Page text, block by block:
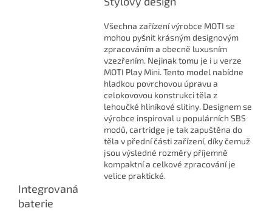
Všechna zařízení výrobce MOTI se
mohou pyšnit krásným designovým
zpracováním a obecně luxusním
vzezřením. Nejinak tomu je i u verze
MOTI Play Mini. Tento model nabídne
hladkou povrchovou úpravu a
celokovovou konstrukci těla z
lehoučké hliníkové slitiny. Designem se
výrobce inspiroval u populárních SBS
modů, cartridge je tak zapuštěna do
těla v přední části zařízení, díky čemuž
jsou výsledné rozměry příjemně
kompaktní a celkové zpracování je
velice praktické.
Integrovaná
baterie